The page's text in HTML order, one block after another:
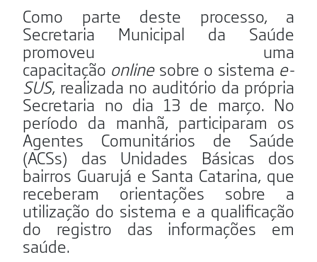
Como parte deste processo, a
Secretaria Municipal da Saúde
promoveu uma
capacitação onlinesobre o sistema e-
SUS, realizada no auditório da própria
Secretaria no dia 13 de março. No
período da manhã, participaram os
Agentes Comunitários de Saúde
(ACSs) das Unidades Básicas dos
bairros Guarujá e Santa Catarina, que
receberam orientações sobre a
utilização do sistema e a qualificação
do registro das informações em
saúde.